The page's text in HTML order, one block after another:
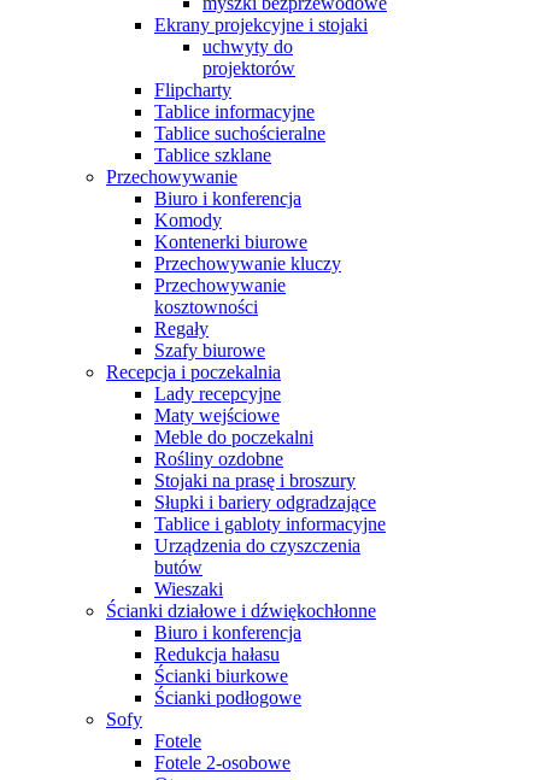
Ekrany projekcyjne i stojaki
uchwyty do
projektorów
Flipcharty
Tablice informacyjne
Tablice suchościeralne
Tablice szklane
Przechowywanie
Biuro i konferencja
Komody
Kontenerki biurowe
Przechowywanie kluczy
Przechowywanie
kosztowności
Regały
Szafy biurowe
Recepcja i poczekalnia
Lady recepcyjne
Maty wejściowe
Meble do poczekalni
Rośliny ozdobne
Stojaki na prasę i broszury
Słupki i bariery odgradzające
Tablice i gabloty informacyjne
Urządzenia do czyszczenia
butów
Wieszaki
Ścianki działowe i dźwiękochłonne
Biuro i konferencja
Redukcja hałasu
Ścianki biurkowe
Ścianki podłogowe
Sofy
Fotele
Fotele 2-osobowe